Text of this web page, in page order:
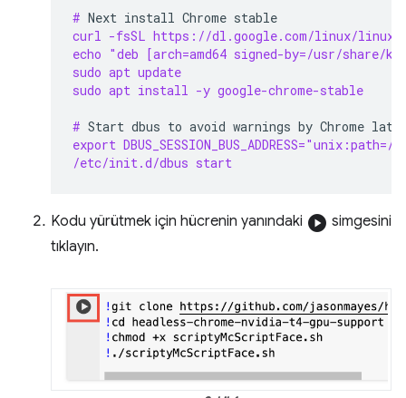
# Next install Chrome
curl -fsSL https://dl.google.com/linux/
echo "deb [arch=amd64 signed-by=/usr/
sudo apt update
sudo apt install -y google-chrome-stable
# Start dbus to avoid warnings by Chrome
export
/etc/init.d/dbus start
Kodu yürütmek için hücrenin yanındaki play_circle simgesini
tıklayın.